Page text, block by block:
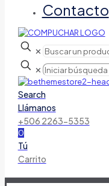
Contacto
✕
✕
Search
Llámanos
+506 2263-5353
0
Tú
Carrito